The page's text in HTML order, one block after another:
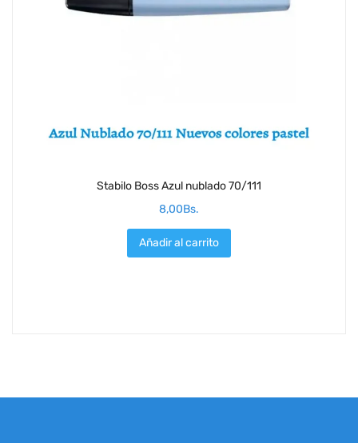
Stabilo Boss Azul nublado 70/111
8,00Bs.
Añadir al carrito